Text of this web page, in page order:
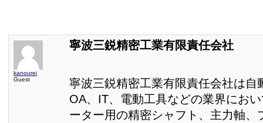
kanourei
Guest
寧波三鋭精密工業有限責任会社
寧波三鋭精密工業有限責任会社は自
OA、IT、電動工具などの業界にお
ーター用の精密シャフト、主力軸、